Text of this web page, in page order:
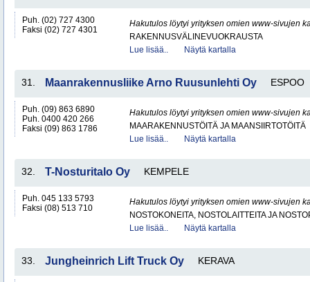
Puh. (02) 727 4300
Faksi (02) 727 4301
Hakutulos löytyi yrityksen omien www-sivujen
RAKENNUSVÄLINEVUOKRAUSTA
Lue lisää..
Näytä kartalla
31. Maanrakennusliike Arno Ruusunlehti Oy ESPOO
Puh. (09) 863 6890
Puh. 0400 420 266
Faksi (09) 863 1786
Hakutulos löytyi yrityksen omien www-sivujen
MAARAKENNUSTÖITÄ JA MAANSIIRTOTÖITÄ
Lue lisää..
Näytä kartalla
32. T-Nosturitalo Oy KEMPELE
Puh. 045 133 5793
Faksi (08) 513 710
Hakutulos löytyi yrityksen omien www-sivujen
NOSTOKONEITA, NOSTOLAITTEITA JA
Lue lisää..
Näytä kartalla
33. Jungheinrich Lift Truck Oy KERAVA